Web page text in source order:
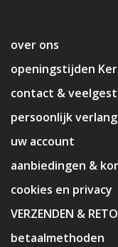
over ons
openingstijden
contact &
persoonlijk
uw account
aanbiedingen &
cookies en privacy
VERZENDEN &
betaalmethoden